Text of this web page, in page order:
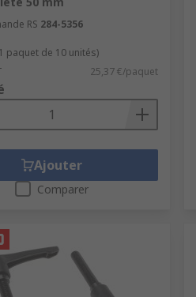
RS 284-5356
paquet de 10 unités)
25,37 €/paquet
Ajouter
Comparer